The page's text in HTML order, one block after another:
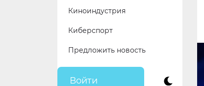
Киноиндустрия
Киберспорт
Предложить новость
Войти